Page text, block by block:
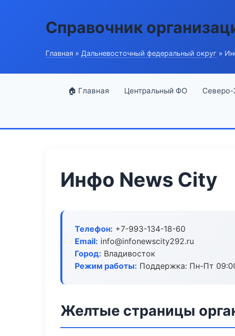
Справочник
Главная » Дальневосточный федеральный округ »
🏠 Главная Центральный ФО
Инфо News City
Телефон: +7-993-134-18-60
Email: info@infonewscity292.ru
Город: Владивосток
Режим работы: Поддержка: Пн-Пт
Желтые страницы